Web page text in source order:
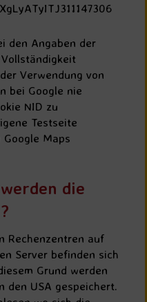
den Angaben der
Verwendung von
bei Google nie
NID zu
Testseite
Maps
die
Rechenzentren auf
Server befinden sich
Grund werden
den USA gespeichert.